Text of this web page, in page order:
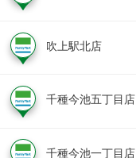
吹上駅北店
千種今池五丁目店
千種今池一丁目店